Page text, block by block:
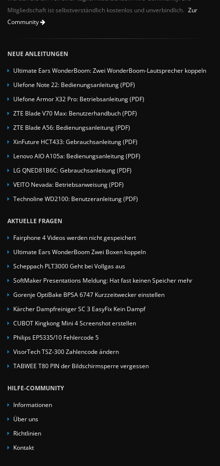
Mitgliedschaft ist selbstverständlich kostenlos und unverbindlich. Zur
Community
NEUE ANLEITUNGEN
Ultimate Ears WonderBoom: Zwei WonderBoom-Lautsprecher koppeln
Ulefone Note 22: Bedienungsanleitung (PDF)
Ulefone Armor X32 Pro: Betriebsanleitung (PDF)
ZTE Blade V70 Max: Benutzerhandbuch (PDF)
ZTE Blade A56: Bedienungsanleitung (PDF)
XinFuture HCT433: Gebrauchsanleitung (PDF)
Lenovo AIO A105a: Bedienungsanleitung (PDF)
LG QNED81B6C: Gebrauchsanleitung (PDF)
VEITO Nevada: Betriebsanweisung (PDF)
Technoline WD2100: Benutzeranleitung (PDF)
AKTUELLE FRAGEN
Fairphone 4 Videos werden nicht gespeichert
Ultimate Ears WonderBoom Zwei Boxen koppeln
Scheppach PLT3000 Geht bei Vollgas aus
SoftMaker Presentations Meldung: Hat fast keinen Speicher mehr
Gorenje OptiBake BPSA 6747 Kurzzeitwecker einstellen
Kärcher Dampfreiniger SC 3 EasyFix Kein Dampf
CUBOT Kingkong Mini 4 Screenshot erstellen
Philips EP5335/10 Fehlercode 5
VisorTech TSZ-300 Zahlencode ändern
TABWEE T80 PIN der Bildschirmsperre vergessen
HILFE-COMMUNITY
Informationen
Über uns
Richtlinien
Kontakt